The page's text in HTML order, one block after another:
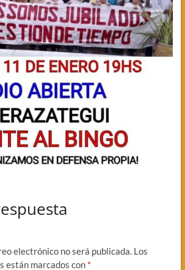
electrónico no será publicada. Los
están marcados con *